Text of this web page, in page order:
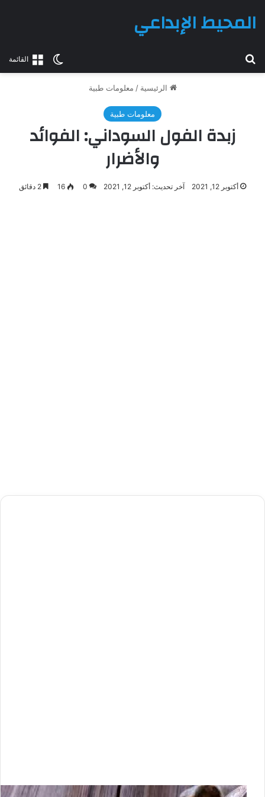
القائمةالوضع
المحيط الإبداعي
الرئيسية / معلومات طبية
معلومات طبية
زبدة الفول السوداني: الفوائد
والأضرار
أكتوبر 12, 2021 آخر تحديث: أكتوبر 12, 2021 0
16